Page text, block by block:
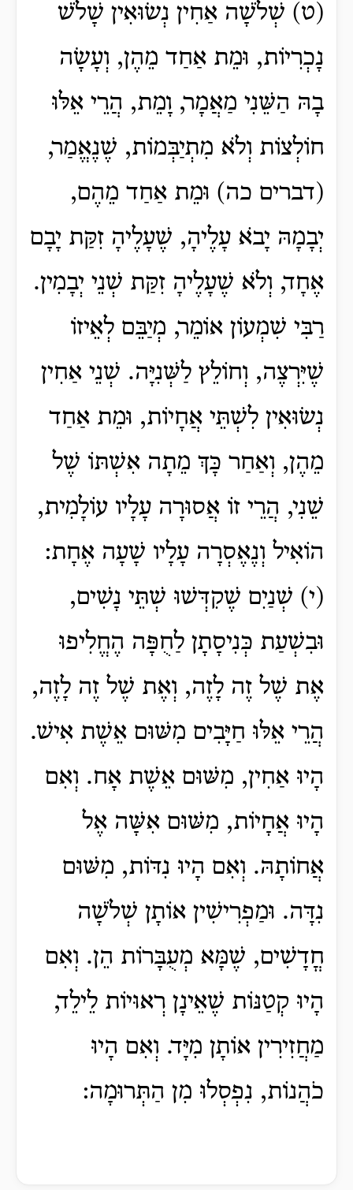
(ט) שְׁלֹשָׁה אַחִין נְשׂוּאִין שָׁלֹשׁ
נָכְרִיוֹת, וּמֵת אַחַד מֵהֶן, וְעָשָׂה
בָהּ הַשֵּׁנִי מַאֲמָר, וָמֵת, הֲרֵי אֵלּוּ
חוֹלְצוֹת וְלֹא מִתְיַבְּמוֹת, שֶׁנֶאֱמַר,
(דברים כה) וּמֵת אַחַד מֵהֶם,
יְבָמָהּ יָבֹא עָלֶיהָ, שֶׁעָלֶיהָ זִקַּת יָבָם
אֶחָד, וְלֹא שֶׁעָלֶיהָ זִקַּת שְׁנֵי יְבָמִין.
רַבִּי שִׁמְעוֹן אוֹמֵר, מְיַבֵּם לְאֵיזוֹ
שֶׁיִּרְצֶה, וְחוֹלֵץ לַשְּׁנִיָּה. שְׁנֵי אַחִין
נְשׂוּאִין לִשְׁתֵּי אֲחָיוֹת, וּמֵת אַחַד
מֵהֶן, וְאַחַר כָּךְ מֵתָה אִשְׁתּוֹ שֶׁל
שֵׁנִי, הֲרֵי זוֹ אֲסוּרָה עָלָיו עוֹלָמִית,
הוֹאִיל וְנֶאֶסְרָה עָלָיו שָׁעָה אֶחָת:
(י) שְׁנַיִם שֶׁקִדְּשׁוּ שְׁתֵּי נָשִׁים,
וּבִשְׁעַת כְּנִיסָתָן לַחֻפָּה הֶחֱלִיפוּ
אֶת שֶׁל זֶה לָזֶה, וְאֶת שֶׁל זֶה לָזֶה,
הֲרֵי אֵלּוּ חַיָּבִים מִשּׁוּם אֵשֶׁת אִישׁ.
הָיוּ אַחִין, מִשּׁוּם אֵשֶׁת אָח. וְאִם
הָיוּ אֲחָיוֹת, מִשּׁוּם אִשָּׁה אֶל
אֲחוֹתָהּ. וְאִם הָיוּ נִדּוֹת, מִשּׁוּם
נִדָּה. וּמַפְרִישִׁין אוֹתָן שְׁלֹשָׁה
חֳדָשִׁים, שֶׁמָּא מְעֻבָּרוֹת הֵן. וְאִם
הָיוּ קְטַנּוֹת שֶׁאֵינָן רְאוּיוֹת לֵילֵד,
מַחֲזִירִין אוֹתָן מִיָּד. וְאִם הָיוּ
כֹהֲנוֹת, נִפְסְלוּ מִן הַתְּרוּמָה: